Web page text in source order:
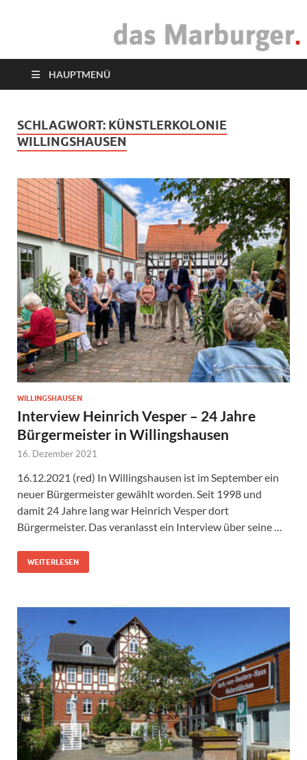
das Marburger.
HAUPTMENÜ
SCHLAGWORT: KÜNSTLERKOLONIE
WILLINGSHAUSEN
WILLINGSHAUSEN
Interview Heinrich Vesper – 24 Jahre
Bürgermeister in Willingshausen
16. Dezember 2021
16.12.2021 (red) In Willingshausen ist im September ein
neuer Bürgermeister gewählt worden. Seit 1998 und
damit 24 Jahre lang war Heinrich Vesper dort
Bürgermeister. Das veranlasst ein Interview über seine …
WEITERLESEN